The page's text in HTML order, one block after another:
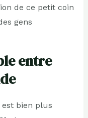
de ce petit coin
gens
entre
est bien plus